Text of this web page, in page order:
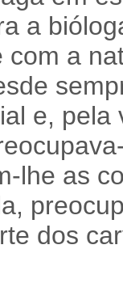
a
a
e,
lhe as
dos